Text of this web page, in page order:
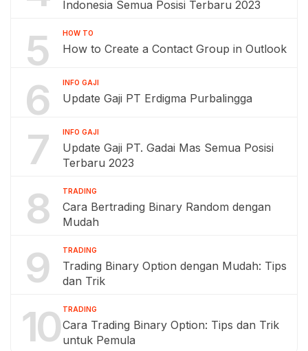
Indonesia Semua Posisi Terbaru 2023
5 HOW TO
How to Create a Contact Group in Outlook
6 INFO GAJI
Update Gaji PT Erdigma Purbalingga
7 INFO GAJI
Update Gaji PT. Gadai Mas Semua Posisi
Terbaru 2023
8 TRADING
Cara Bertrading Binary Random dengan
Mudah
9 TRADING
Trading Binary Option dengan Mudah: Tips
dan Trik
10 TRADING
Cara Trading Binary Option: Tips dan Trik
untuk Pemula